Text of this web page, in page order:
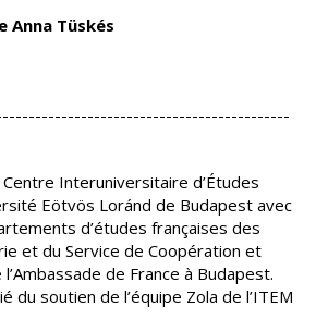
Anna Tüskés
Interuniversitaire d’Études
Eötvös Loránd de Budapest avec
d’études françaises des
et du Service de Coopération et
l’Ambassade de France à Budapest.
du soutien de l’équipe Zola de l’ITEM